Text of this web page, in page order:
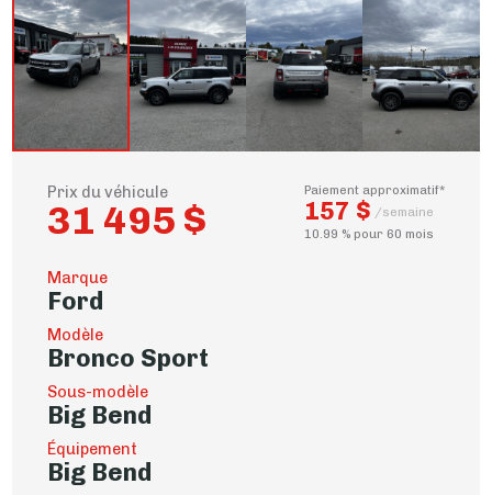
Prix du véhicule
31 495 $
Paiement approximatif*
157 $ /semaine
10.99 % pour 60 mois
Marque
Ford
Modèle
Bronco Sport
Sous-modèle
Big Bend
Équipement
Big Bend